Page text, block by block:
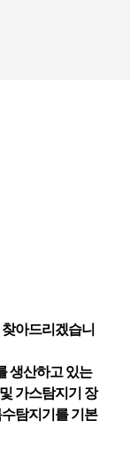
아드리겠습니
생산하고 있는
가스탐지기 장
탐지기를 기본